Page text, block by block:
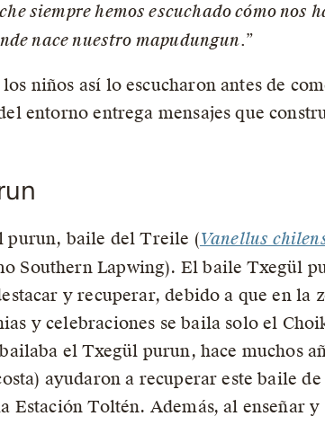
siempre hemos escuchado cómo nos
nace nuestro mapudungun.”
niños así lo escucharon antes de
entorno entrega mensajes que
purun, baile del Treile (Vanellus
Southern Lapwing). El baile Txegül
y recuperar, debido a que en la
y celebraciones se baila solo el
el Txegül purun, hace muchos
ayudaron a recuperar este baile
Estación Toltén. Además, al enseñar y